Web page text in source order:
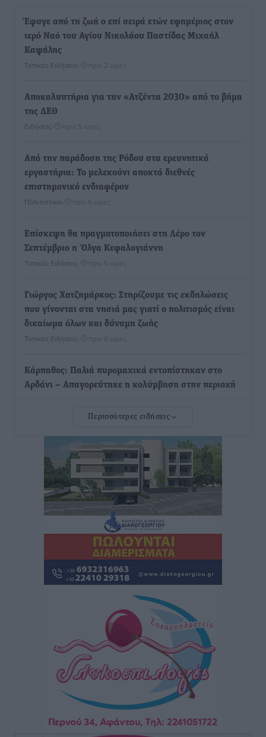
Έφυγε από τη ζωή ο επί σειρά ετών εφημέριος στον
ιερό Ναό του Αγίου Νικολάου Παστίδας Μιχαήλ
Καψάλης
Τοπικές Ειδήσεις πριν 2 ώρες
Αποκαλυπτήρια για την «Ατζέντα 2030» από το βήμα
της ΔΕΘ
Ειδήσεις πριν 5 ώρες
Από την παράδοση της Ρόδου στα ερευνητικά
εργαστήρια: Το μελεκούνι αποκτά διεθνές
επιστημονικό ενδιαφέρον
Πολιτιστικά πριν 5 ώρες
Επίσκεψη θα πραγματοποιήσει στη Λέρο τον
Σεπτέμβριο η Όλγα Κεφαλογιάννη
Τοπικές Ειδήσεις πριν 5 ώρες
Γιώργος Χατζημάρκος: Στηρίζουμε τις εκδηλώσεις
που γίνονται στα νησιά μας γιατί ο πολιτισμός είναι
δικαίωμα όλων και δύναμη ζωής
Τοπικές Ειδήσεις πριν 6 ώρες
Κάρπαθος: Παλιά πυρομαχικά εντοπίστηκαν στο
Αρδάνι – Απαγορεύτηκε η κολύμβηση στην περιοχή
εφησυχασμού» – Σε πλήρη ετοιμότητα ο μηχανισμός
Ειδήσεις• πριν 7 ώρες
Καιρός: Επιμένουν οι υψηλές θερμοκρασίες – Ισχυρά
μελτέμια έως 9 μποφόρ, σε «Red Code» 6 περιοχές
πριν 8 ώρες
Τα φοιτητικά ενοίκια «τινάζουν στον αέρα» τους
οικογενειακούς προϋπολογισμούς
Ειδήσεις• πριν 8 ώρες
Δύο νέοι ξενώνες παραδόθηκαν στις Ένοπλες
Δυνάμεις στη νήσο Ρω
Τοπικές Ειδήσεις• πριν 8 ώρες
Συνεχίζεται η έξοδος του Αυγούστου – Πάνω από
34.000 αναχωρούν σήμερα μόνο από τον Πειραιά
πριν 8 ώρες
Περισσότερες ειδήσεις